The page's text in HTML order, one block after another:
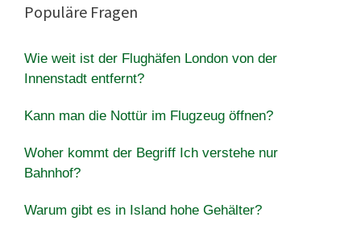
Populäre Fragen
Wie weit ist der Flughäfen London von der
Innenstadt entfernt?
Kann man die Nottür im Flugzeug öffnen?
Woher kommt der Begriff Ich verstehe nur
Bahnhof?
Warum gibt es in Island hohe Gehälter?